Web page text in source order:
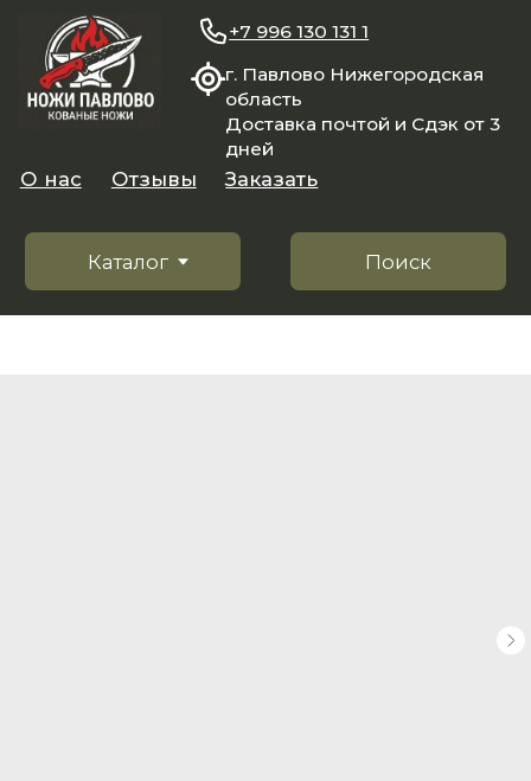
область
Доставка почтой и Сдэк от 3
Поиск
Каталог
Заказать
+7 996 130 131 1